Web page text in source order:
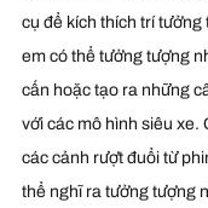
cụ để kích thích trí tưởng
em có thể tưởng tượng
cấn hoặc tạo ra những
với các mô hình siêu xe.
các cảnh rượt đuổi từ
thể nghĩ ra tưởng tượng